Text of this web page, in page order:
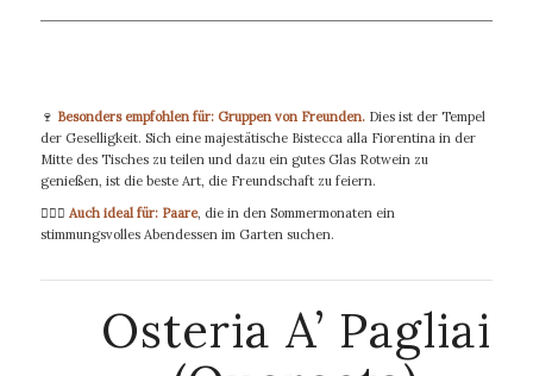
🍷 Besonders empfohlen für: Gruppen von Freunden.Dies ist der Tempel
der Geselligkeit. Sich eine majestätische Bistecca alla Fiorentina in der
Mitte des Tisches zu teilen und dazu ein gutes Glas Rotwein zu
genießen, ist die beste Art, die Freundschaft zu feiern.
👩‍❤️‍👨 Auch ideal für: Paare, die in den Sommermonaten ein
stimmungsvolles Abendessen im Garten suchen.
Osteria A’ Pagliai